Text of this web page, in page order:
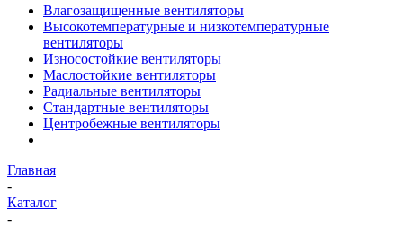
Влагозащищенные вентиляторы
Высокотемпературные и низкотемпературные
вентиляторы
Износостойкие вентиляторы
Маслостойкие вентиляторы
Радиальные вентиляторы
Стандартные вентиляторы
Центробежные вентиляторы
Главная
-
Каталог
-